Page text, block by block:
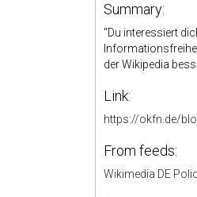
Summary:
"Du interessiert
der Wikipedia
Link:
https://okfn.de/
From feeds:
Wikimedia DE